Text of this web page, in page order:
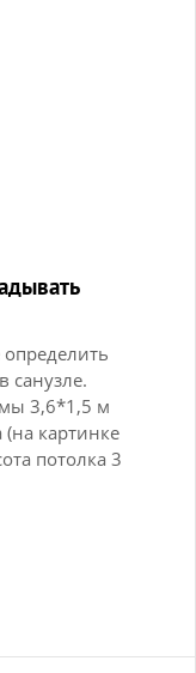
санузле.
3,6*1,5 м
картинке
потолка 3
красиво?